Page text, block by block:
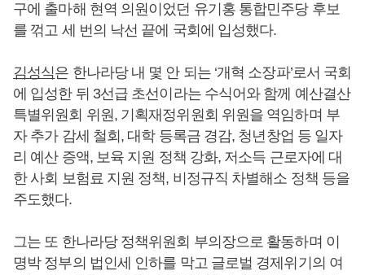
구에 출마해 현역 의원이었던 유기홍 통합민주당 후보
를 꺾고 세 번의 낙선 끝에 국회에 입성했다.
김성식은 한나라당 내 몇 안 되는 ‘개혁 소장파’로서 국회
에 입성한 뒤 3선급 초선이라는 수식어와 함께 예산결산
특별위원회 위원, 기획재정위원회 위원을 역임하며 부
자 추가 감세 철회, 대학 등록금 경감, 청년창업 등 일자
리 예산 증액, 보육 지원 정책 강화, 저소득 근로자에 대
한 사회 보험료 지원 정책, 비정규직 차별해소 정책 등을
주도했다.
그는 또 한나라당 정책위원회 부의장으로 활동하며 이
명박 정부의 법인세 인하를 막고 글로벌 경제위기의 여